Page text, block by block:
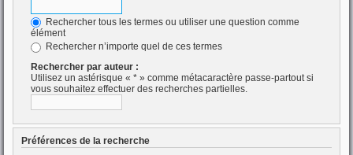
Rechercher tous les termes ou utiliser une question comme
élément
Rechercher n’importe quel de ces termes
Rechercher par auteur :
Utilisez un astérisque « * » comme métacaractère passe-partout si
vous souhaitez effectuer des recherches partielles.
Préférences de la recherche